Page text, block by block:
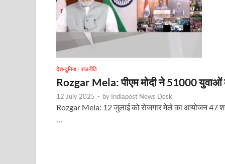
देश-दुनिया/ राजनीति
Rozgar Mela: पीएम मोदी ने 51000 युवाओं
12 July 2025 - by Indiapost News Desk
Rozgar Mela: 12 जुलाई को रोजगार मेले का आयोजन 47